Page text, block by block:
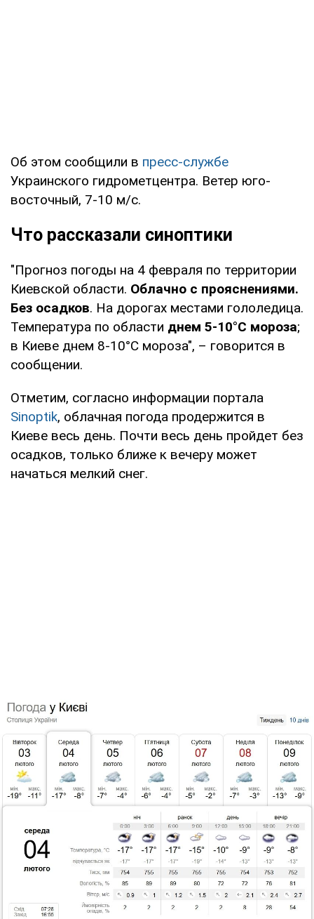
Об этом сообщили в пресс-службе
Украинского гидрометцентра. Ветер юго-
восточный, 7-10 м/с.
Что рассказали синоптики
"Прогноз погоды на 4 февраля по территории
Киевской области. Облачно с прояснениями.
Без осадков. На дорогах местами гололедица.
Температура по области днем 5-10°С мороза;
в Киеве днем 8-10°С мороза", – говорится в
сообщении.
Отметим, согласно информации портала
Sinoptik, облачная погода продержится в
Киеве весь день. Почти весь день пройдет без
осадков, только ближе к вечеру может
начаться мелкий снег.